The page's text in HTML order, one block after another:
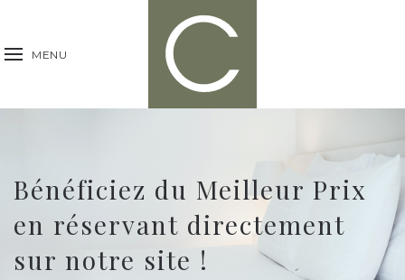
MENU
Bénéficiez du Meilleur Prix
en réservant directement
sur notre site !